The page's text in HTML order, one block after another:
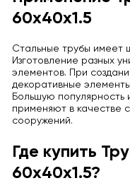
60х40х1.5
Стальные трубы имеет
Изготовление разных
элементов. При
декоративные
Большую популярность
применяют в качестве
сооружений.
Где купить
60х40х1.5?